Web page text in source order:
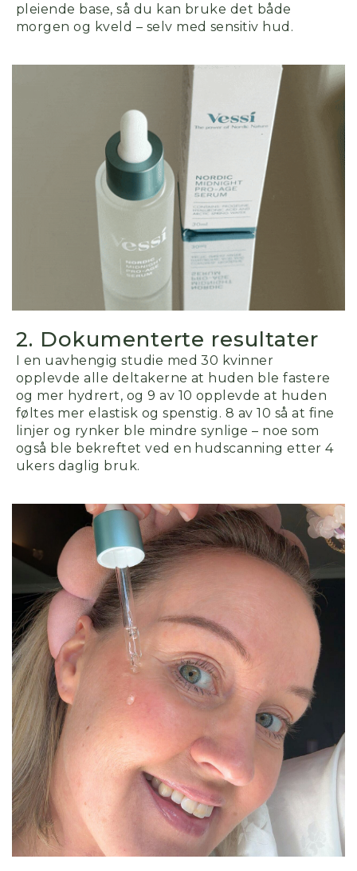
pleiende base, så du kan bruke det både
morgen og kveld – selv med sensitiv hud.
2. Dokumenterte resultater
I en uavhengig studie med 30 kvinner
opplevdealle deltakerne at huden ble fastere
og mer hydrert, og9 av 10 opplevde at huden
føltes mer elastisk og spenstig. 8 av 10 så at fine
linjer og rynker ble mindre synlige – noe som
også ble bekreftet ved en hudscanning etter 4
ukers daglig bruk.